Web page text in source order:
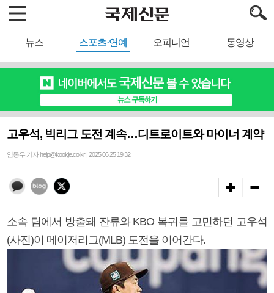
뉴스 스포츠·연예 오피니언 동영상
고우석, 빅리그 도전 계속…디트로이트와 마이너 계약
임동우 기자 help@kookje.co.kr | 2025.06.25 19:32
소속 팀에서 방출돼 잔류와 KBO 복귀를 고민하던 고우석
(사진)이 메이저리그(MLB) 도전을 이어간다.